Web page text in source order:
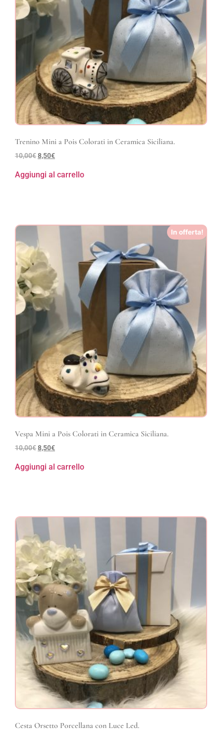
Trenino Mini a Pois Colorati in Ceramica Siciliana.
10,00€8,50€
Aggiungi al carrello
In offerta!
Vespa Mini a Pois Colorati in Ceramica Siciliana.
10,00€8,50€
Aggiungi al carrello
Cesta Orsetto Porcellana con Luce Led.